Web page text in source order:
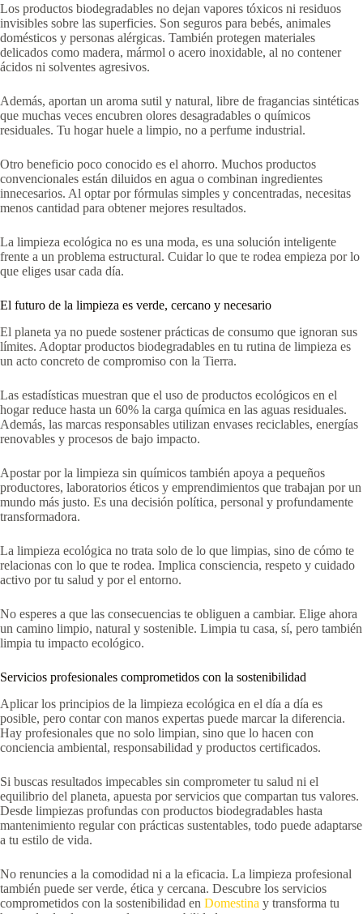
Los productos biodegradables no dejan vapores tóxicos ni residuos
invisibles sobre las superficies. Son seguros para bebés, animales
domésticos y personas alérgicas. También protegen materiales
delicados como madera, mármol o acero inoxidable, al no contener
ácidos ni solventes agresivos.
Además, aportan un aroma sutil y natural, libre de fragancias sintéticas
que muchas veces encubren olores desagradables o químicos
residuales. Tu hogar huele a limpio, no a perfume industrial.
Otro beneficio poco conocido es el ahorro. Muchos productos
convencionales están diluidos en agua o combinan ingredientes
innecesarios. Al optar por fórmulas simples y concentradas, necesitas
menos cantidad para obtener mejores resultados.
La limpieza ecológica no es una moda, es una solución inteligente
frente a un problema estructural. Cuidar lo que te rodea empieza por lo
que eliges usar cada día.
El futuro de la limpieza es verde, cercano y necesario
El planeta ya no puede sostener prácticas de consumo que ignoran sus
límites. Adoptar productos biodegradables en tu rutina de limpieza es
un acto concreto de compromiso con la Tierra.
Las estadísticas muestran que el uso de productos ecológicos en el
hogar reduce hasta un 60% la carga química en las aguas residuales.
Además, las marcas responsables utilizan envases reciclables, energías
renovables y procesos de bajo impacto.
Apostar por la limpieza sin químicos también apoya a pequeños
productores, laboratorios éticos y emprendimientos que trabajan por un
mundo más justo. Es una decisión política, personal y profundamente
transformadora.
La limpieza ecológica no trata solo de lo que limpias, sino de cómo te
relacionas con lo que te rodea. Implica consciencia, respeto y cuidado
activo por tu salud y por el entorno.
No esperes a que las consecuencias te obliguen a cambiar. Elige ahora
un camino limpio, natural y sostenible. Limpia tu casa, sí, pero también
limpia tu impacto ecológico.
Servicios profesionales comprometidos con la sostenibilidad
Aplicar los principios de la limpieza ecológica en el día a día es
posible, pero contar con manos expertas puede marcar la diferencia.
Hay profesionales que no solo limpian, sino que lo hacen con
conciencia ambiental, responsabilidad y productos certificados.
Si buscas resultados impecables sin comprometer tu salud ni el
equilibrio del planeta, apuesta por servicios que compartan tus valores.
Desde limpiezas profundas con productos biodegradables hasta
mantenimiento regular con prácticas sustentables, todo puede adaptarse
a tu estilo de vida.
No renuncies a la comodidad ni a la eficacia. La limpieza profesional
también puede ser verde, ética y cercana. Descubre los servicios
comprometidos con la sostenibilidad en Domestina y transforma tu